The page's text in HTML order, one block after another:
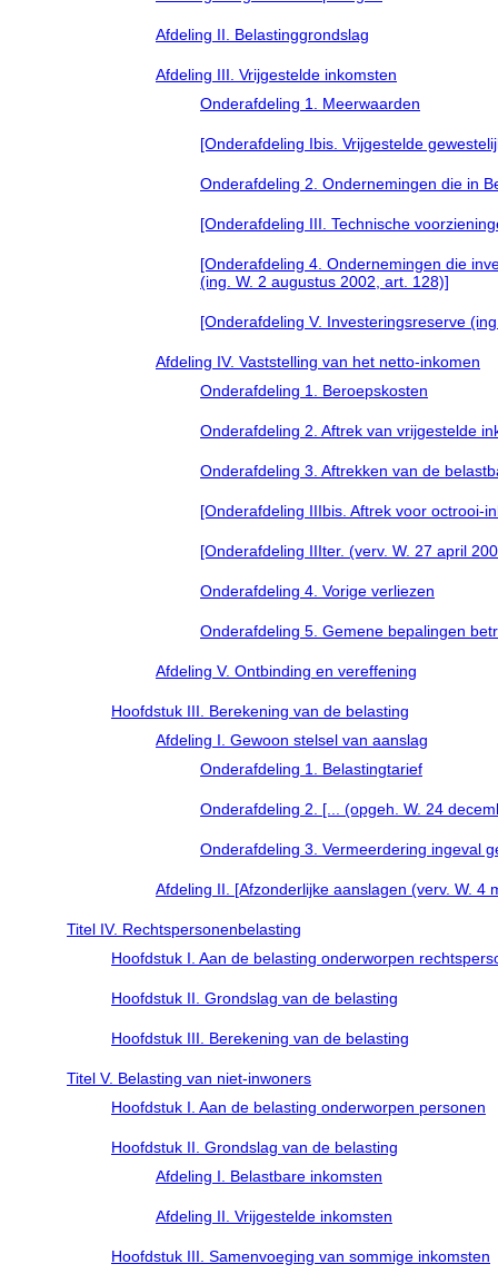
Afdeling II. Belastinggrondslag
Afdeling III. Vrijgestelde inkomsten
Onderafdeling 1. Meerwaarden
[Onderafdeling Ibis. Vrijgestelde
Onderafdeling 2. Ondernemingen die in
[Onderafdeling III. Technische
[Onderafdeling 4. Ondernemingen die
(ing. W. 2 augustus 2002, art. 128)]
[Onderafdeling V. Investeringsreserve
Afdeling IV. Vaststelling van het netto-inkomen
Onderafdeling 1. Beroepskosten
Onderafdeling 2. Aftrek van vrijgestelde
Onderafdeling 3. Aftrekken van de
[Onderafdeling IIIbis. Aftrek voor octrooi-
[Onderafdeling IIIter. (verv. W. 27 april
Onderafdeling 4. Vorige verliezen
Onderafdeling 5. Gemene bepalingen
Afdeling V. Ontbinding en vereffening
Hoofdstuk III. Berekening van de belasting
Afdeling I. Gewoon stelsel van aanslag
Onderafdeling 1. Belastingtarief
Onderafdeling 2. [... (opgeh. W. 24
Onderafdeling 3. Vermeerdering ingeval
Afdeling II. [Afzonderlijke aanslagen (verv. W. 4
Titel IV. Rechtspersonenbelasting
Hoofdstuk I. Aan de belasting onderworpen
Hoofdstuk II. Grondslag van de belasting
Hoofdstuk III. Berekening van de belasting
Titel V. Belasting van niet-inwoners
Hoofdstuk I. Aan de belasting onderworpen personen
Hoofdstuk II. Grondslag van de belasting
Afdeling I. Belastbare inkomsten
Afdeling II. Vrijgestelde inkomsten
Hoofdstuk III. Samenvoeging van sommige inkomsten